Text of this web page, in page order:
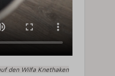
den Wilfa Knethaken